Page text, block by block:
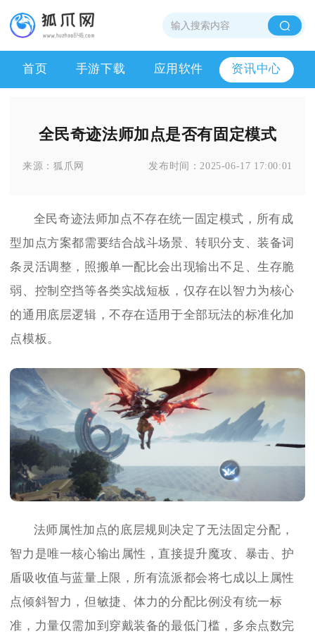
首页 手游下载 应用软件 资讯中心
全民奇迹法师加点是否有固定模式
来源：狐爪网 发布时间：2025-06-17 17:00:01
全民奇迹法师加点不存在统一固定模式，所有成
型加点方案都需要结合战斗场景、转职分支、装备词
条灵活调整，照搬单一配比会出现输出不足、生存脆
弱、控制空挡等各类实战短板，仅存在以智力为核心
的通用底层逻辑，不存在适用于全部玩法的标准化加
点模板。
法师属性加点的底层规则决定了无法固定分配，
智力是唯一核心输出属性，直接提升魔攻、暴击、护
盾吸收值与蓝量上限，所有流派都会将七成以上属性
点倾斜智力，但敏捷、体力的分配比例没有统一标
准，力量仅需加到穿戴装备的最低门槛，多余点数完